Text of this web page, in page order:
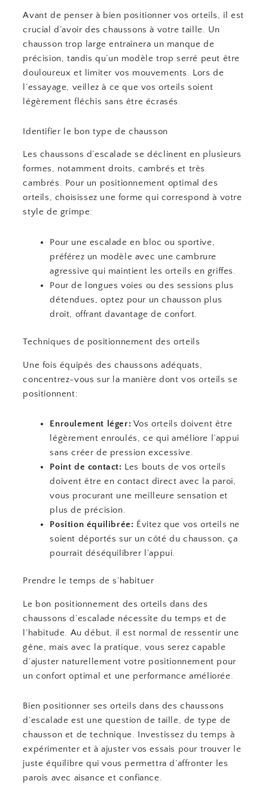
Avant de penser à bien positionner vos orteils, il est
crucial d’avoir des chaussons à votre taille. Un
chausson trop large entraînera un manque de
précision, tandis qu’un modèle trop serré peut être
douloureux et limiter vos mouvements. Lors de
l’essayage, veillez à ce que vos orteils soient
légèrement fléchis sans être écrasés.
Identifier le bon type de chausson
Les chaussons d’escalade se déclinent en plusieurs
formes, notamment droits, cambrés et très
cambrés. Pour un positionnement optimal des
orteils, choisissez une forme qui correspond à votre
style de grimpe:
Pour une escalade en bloc ou sportive,
préférez un modèle avec une cambrure
agressive qui maintient les orteils en griffes.
Pour de longues voies ou des sessions plus
détendues, optez pour un chausson plus
droit, offrant davantage de confort.
Techniques de positionnement des orteils
Une fois équipés des chaussons adéquats,
concentrez-vous sur la manière dont vos orteils se
positionnent:
Enroulement léger: Vos orteils doivent être
légèrement enroulés, ce qui améliore l’appui
sans créer de pression excessive.
Point de contact: Les bouts de vos orteils
doivent être en contact direct avec la paroi,
vous procurant une meilleure sensation et
plus de précision.
Position équilibrée: Évitez que vos orteils ne
soient déportés sur un côté du chausson, ça
pourrait déséquilibrer l’appui.
Prendre le temps de s’habituer
Le bon positionnement des orteils dans des
chaussons d’escalade nécessite du temps et de
l’habitude. Au début, il est normal de ressentir une
gêne, mais avec la pratique, vous serez capable
d’ajuster naturellement votre positionnement pour
un confort optimal et une performance améliorée.
Bien positionner ses orteils dans des chaussons
d’escalade est une question de taille, de type de
chausson et de technique. Investissez du temps à
expérimenter et à ajuster vos essais pour trouver le
juste équilibre qui vous permettra d’affronter les
parois avec aisance et confiance.